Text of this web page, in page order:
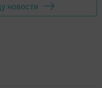
новости